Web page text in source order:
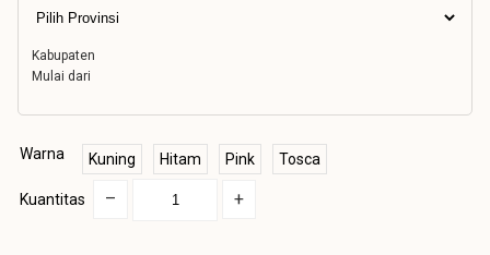
Kabupaten
Mulai dari
Warna Kuning Hitam Pink Tosca
Kuantitas – +